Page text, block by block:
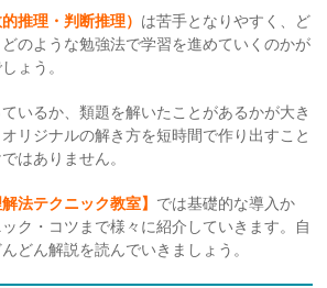
推理・判断推理） は苦手となりやすく、ど
のような勉強法で学習を進めていくのかが
ょう。
いるか、類題を解いたことがあるかが大き
リジナルの解き方を短時間で作り出すこと
はありません。
法テクニック教室】 では基礎的な導入か
ク・コツまで様々に紹介していきます。自
どん解説を読んでいきましょう。